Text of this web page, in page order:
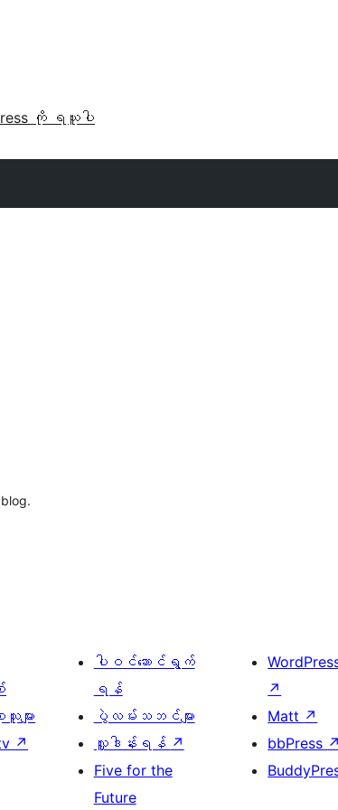
ကို ရယူပါ
ျား
↗
ပါဝင်ဆောင်ရွက်
ရန်
ပွဲလမ်းသဘင်များ
လှူဒါန်းရန် ↗
Five for the
Future
↗
Matt ↗
bbPress ↗